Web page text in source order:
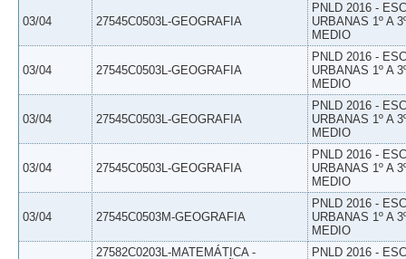
03/04 27545C0503L-GEOGRAFIA
PNLD 2016 -
URBANAS 1º A
MEDIO
03/04 27545C0503L-GEOGRAFIA
PNLD 2016 -
URBANAS 1º A
MEDIO
03/04 27545C0503L-GEOGRAFIA
PNLD 2016 -
URBANAS 1º A
MEDIO
03/04 27545C0503L-GEOGRAFIA
PNLD 2016 -
URBANAS 1º A
MEDIO
03/04 27545C0503M-GEOGRAFIA
PNLD 2016 -
URBANAS 1º A
MEDIO
27582C0203L-MATEMÁTICA -
PNLD 2016 -